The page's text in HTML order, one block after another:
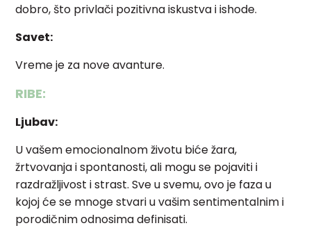
dobro, što privlači pozitivna iskustva i ishode.
Savet:
Vreme je za nove avanture.
RIBE:
Ljubav:
U vašem emocionalnom životu biće žara,
žrtvovanja i spontanosti, ali mogu se pojaviti i
razdražljivost i strast. Sve u svemu, ovo je faza u
kojoj će se mnoge stvari u vašim sentimentalnim i
porodičnim odnosima definisati.